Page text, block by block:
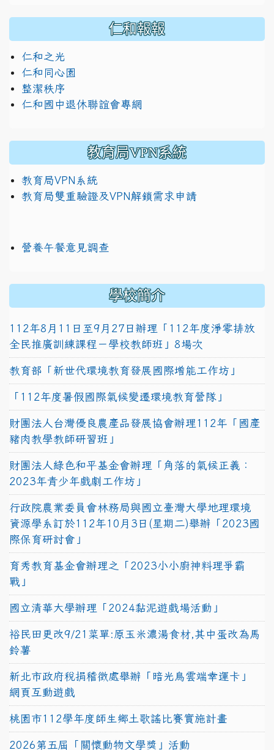
仁和報報
仁和之光
仁和同心園
整潔秩序
仁和國中退休聯誼會專網
教育局VPN系統
教育局VPN系統
教育局雙重驗證及VPN解鎖需求申請
營養午餐意見調查
學校簡介
112年8月11日至9月27日辦理「112年度淨零排放
全民推廣訓練課程－學校教師班」8場次
教育部「新世代環境教育發展國際增能工作坊」
「112年度暑假國際氣候變遷環境教育營隊」
財團法人台灣優良農產品發展協會辦理112年「國產
豬肉教學教師研習班」
財團法人綠色和平基金會辦理「角落的氣候正義：
2023年青少年戲劇工作坊」
行政院農業委員會林務局與國立臺灣大學地理環境
資源學系訂於112年10月3日(星期二)舉辦「2023國
際保育研討會」
育秀教育基金會辦理之「2023小小廚神料理爭霸
戰」
國立清華大學辦理「2024黏泥遊戲場活動」
裕民田更改9/21菜單:原玉米濃湯食材,其中蛋改為馬
鈴薯
新北市政府稅捐稽徵處舉辦「暗光鳥雲端幸運卡」
網頁互動遊戲
桃園市112學年度師生鄉土歌謠比賽實施計畫
2026第五屆「關懷動物文學獎」活動